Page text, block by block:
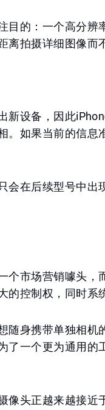
目的：一个高分辨
离拍摄详细图像而
新设备，因此
。如果当前的信息
会在后续型号中出
个市场营销噱头，
的控制权，同时系
随身携带单独相机
了一个更为通用的
像头正越来越接近